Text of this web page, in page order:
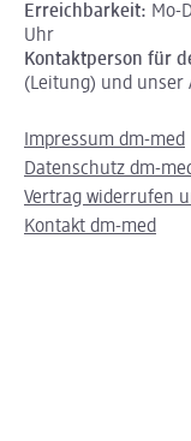
Erreichbarkeit: Mo-
Uhr
Kontaktperson für
(Leitung) und unser
Impressum dm-med
Datenschutz dm-
Vertrag widerrufen
Kontakt dm-med